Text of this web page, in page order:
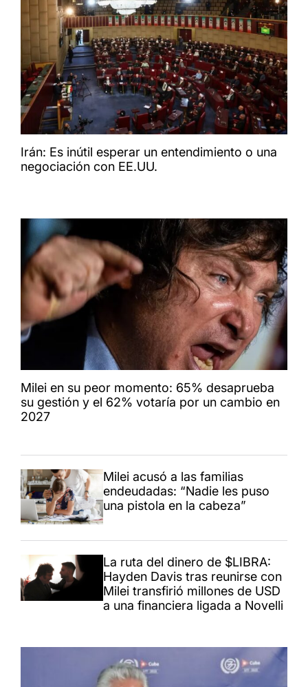
Irán: Es inútil esperar un entendimiento o una
negociación con EE.UU.
Milei en su peor momento: 65% desaprueba
su gestión y el 62% votaría por un cambio en
2027
Milei acusó a las familias
endeudadas: “Nadie les puso
una pistola en la cabeza”
La ruta del dinero de $LIBRA:
Hayden Davis tras reunirse con
Milei transfirió millones de USD
a una financiera ligada a Novelli